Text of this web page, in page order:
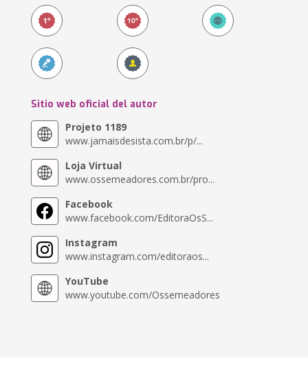
Sitio web oficial del autor
Projeto 1189
www.jamaisdesista.com.br/p/...
Loja Virtual
www.ossemeadores.com.br/pro...
Facebook
www.facebook.com/EditoraOsS...
Instagram
www.instagram.com/editoraos...
YouTube
www.youtube.com/Ossemeadores